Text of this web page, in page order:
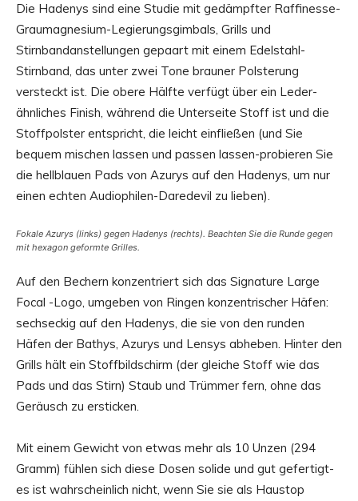
Die Hadenys sind eine Studie mit gedämpfter Raffinesse-
Graumagnesium-Legierungsgimbals, Grills und
Stirnbandanstellungen gepaart mit einem Edelstahl-
Stirnband, das unter zwei Tone brauner Polsterung
versteckt ist. Die obere Hälfte verfügt über ein Leder-
ähnliches Finish, während die Unterseite Stoff ist und die
Stoffpolster entspricht, die leicht einfließen (und Sie
bequem mischen lassen und passen lassen-probieren Sie
die hellblauen Pads von Azurys auf den Hadenys, um nur
einen echten Audiophilen-Daredevil zu lieben).
Fokale Azurys (links) gegen Hadenys (rechts). Beachten Sie die Runde gegen
mit hexagon geformte Grilles.
Auf den Bechern konzentriert sich das Signature Large
Focal -Logo, umgeben von Ringen konzentrischer Häfen:
sechseckig auf den Hadenys, die sie von den runden
Häfen der Bathys, Azurys und Lensys abheben. Hinter den
Grills hält ein Stoffbildschirm (der gleiche Stoff wie das
Pads und das Stirn) Staub und Trümmer fern, ohne das
Geräusch zu ersticken.
Mit einem Gewicht von etwas mehr als 10 Unzen (294
Gramm) fühlen sich diese Dosen solide und gut gefertigt-
es ist wahrscheinlich nicht, wenn Sie sie als Haustop